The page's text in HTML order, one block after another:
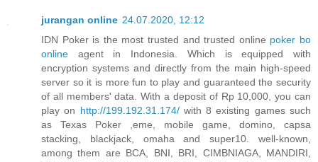
jurangan online 24.07.2020, 12:12
IDN Poker is the most trusted and trusted online poker bo
online agent in Indonesia. Which is equipped with
encryption systems and directly from the main high-speed
server so it is more fun to play and guaranteed the security
of all members' data. With a deposit of Rp 10,000, you can
play on http://199.192.31.174/with 8 existing games such
as Texas Poker ,eme, mobile game, domino, capsa
stacking, blackjack, omaha and super10. well-known,
among them are BCA, BNI, BRI, CIMBNIAGA, MANDIRI,